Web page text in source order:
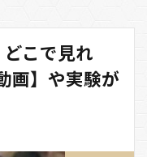
どこで見れ
画】や実験が